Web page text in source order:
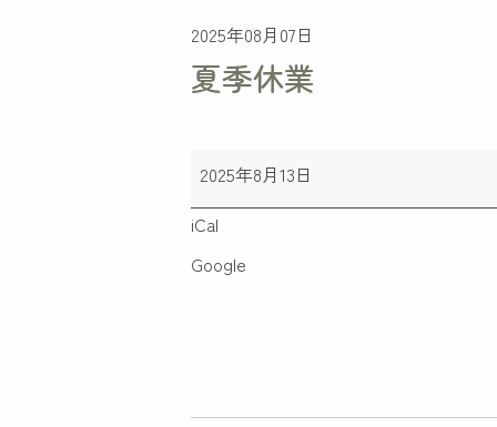
2025年08月07日
夏季休業
2025年8月13日
iCal
Google